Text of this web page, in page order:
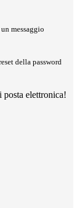
messaggio
della password
elettronica!